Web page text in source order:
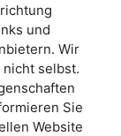
und
Wir
selbst.
Sie
Website